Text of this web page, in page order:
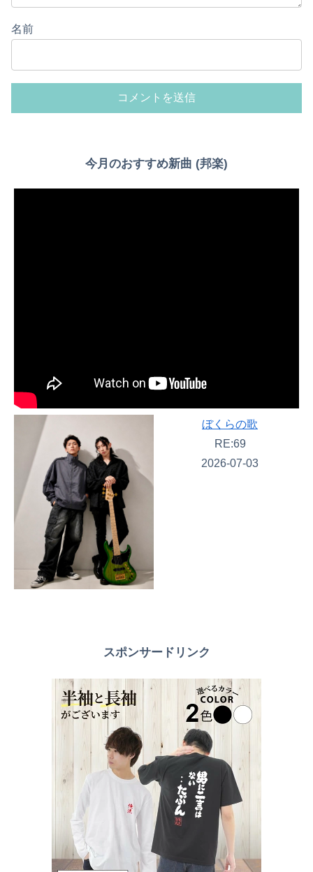
名前
今月のおすすめ新曲 (邦楽)
ぼくらの歌
RE:69
2026-07-03
スポンサードリンク